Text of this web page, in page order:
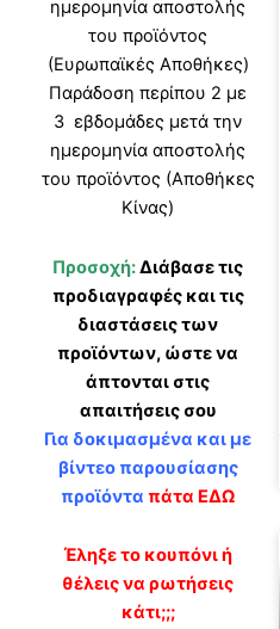
ημερομηνία αποστολής
του προϊόντος
(Ευρωπαϊκές Αποθήκες)
Παράδοση περίπου 2 με
3 εβδομάδες μετά την
ημερομηνία αποστολής
του προϊόντος (Αποθήκες
Κίνας)
Προσοχή:Διάβασε τις
προδιαγραφές και τις
διαστάσεις των
προϊόντων, ώστε να
άπτονται στις
απαιτήσεις σου
Για δοκιμασμένα και με
βίντεο παρουσίασης
προϊόντα πάτα ΕΔΩ
Έληξε το κουπόνι ή
θέλεις να ρωτήσεις
κάτι;;;